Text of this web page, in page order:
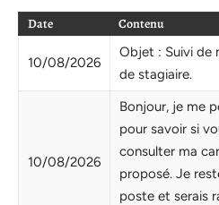
Date Contenu
10/08/2026
Objet : Suivi de
de stagiaire.
10/08/2026
Bonjour, je me
pour savoir si
consulter ma
proposé. Je
poste et serais